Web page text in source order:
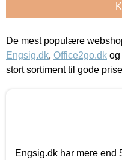
De mest populære
Engsig.dk, Office2go.dk og
stort sortiment til gode
Engsig.dk har mere end